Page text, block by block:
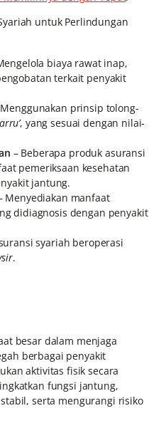
untuk Perlindungan
biaya rawat inap,
terkait penyakit
prinsip tolong-
, yang sesuai dengan nilai-
– Beberapa produk asuransi
pemeriksaan kesehatan
jantung.
Menyediakan manfaat
didiagnosis dengan penyakit
syariah beroperasi
.
besar dalam menjaga
berbagai penyakit
aktivitas fisik secara
fungsi jantung,
serta mengurangi risiko